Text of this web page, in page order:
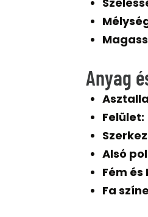
Anyag
Felület:
Alsó
Fém és
Fa